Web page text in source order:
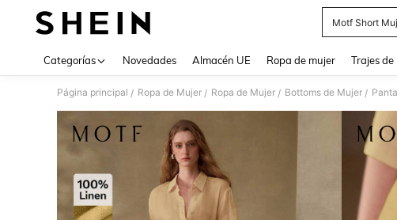
Motf Short
Categorías Novedades Almacén UE Ropa de mujer Trajes
Página principal / Ropa de Mujer / Ropa de Mujer / Bottoms de Mujer /